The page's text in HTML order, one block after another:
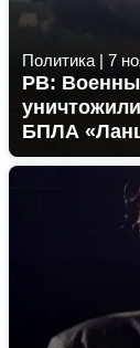
Политика | 7
РВ:
БПЛА